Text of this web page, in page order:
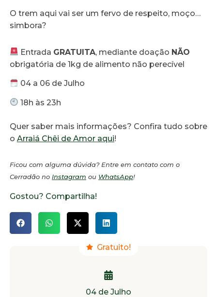
O trem aqui vai ser um fervo de respeito, moço…
simbora?
Entrada GRATUITA, mediante doação NÃO
obrigatória de 1kg de alimento não perecível
04 a 06 de Julho
18h às 23h
Quer saber mais informações? Confira tudo sobre
o Arraiá Chêi de Amor aqui!
Ficou com alguma dúvida? Entre em contato com o
Cerradão no Instagram ou WhatsApp!
Gostou? Compartilha!
Gratuito!
04 de Julho